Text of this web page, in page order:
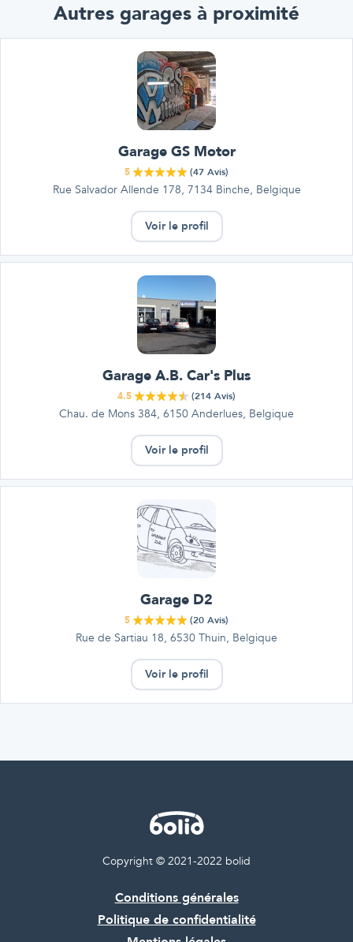
Autres garages à proximité
Garage GS Motor
5 (47 Avis)
Rue Salvador Allende 178, 7134 Binche, Belgique
Voir le profil
Garage A.B. Car's Plus
4.5 (214 Avis)
Chau. de Mons 384, 6150 Anderlues, Belgique
Voir le profil
Garage D2
5 (20 Avis)
Rue de Sartiau 18, 6530 Thuin, Belgique
Voir le profil
Copyright © 2021-2022 bolid
Conditions générales
Politique de confidentialité